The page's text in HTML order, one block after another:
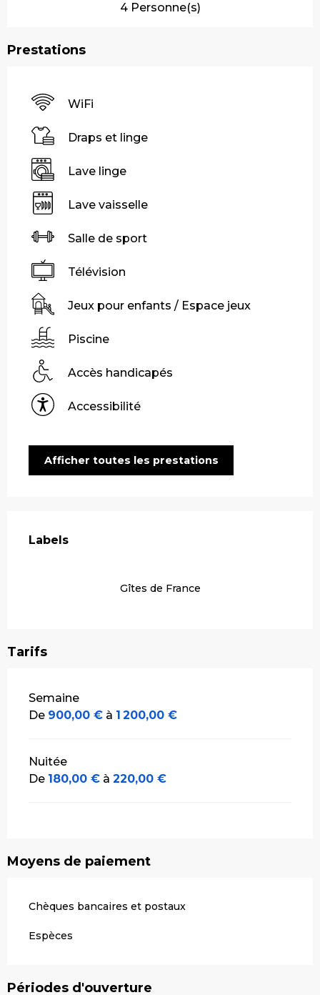
4 Personne(s)
Prestations
WiFi
Draps et linge
Lave linge
Lave vaisselle
Salle de sport
Télévision
Jeux pour enfants / Espace jeux
Piscine
Accès handicapés
Accessibilité
Afficher toutes les prestations
Labels
Labels
Gîtes de France
Tarifs
Tarifs 2026
Semaine
De 900,00 € à 1 200,00 €
Nuitée
De 180,00 € à 220,00 €
Moyens de paiement
Chèques bancaires et postaux
Espèces
Périodes d'ouverture